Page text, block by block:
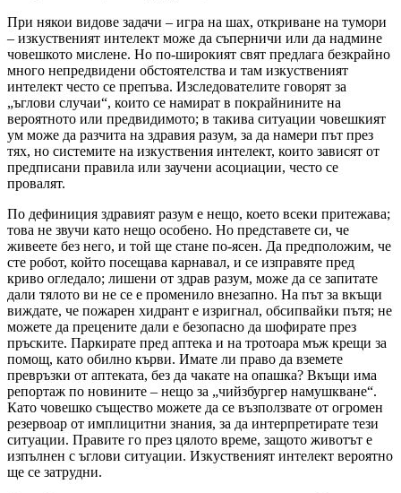
При някои видове задачи – игра на шах, откриване на тумори
– изкуственият интелект може да съперничи или да надмине
човешкото мислене. Но по-широкият свят предлага безкрайно
много непредвидени обстоятелства и там изкуственият
интелект често се препъва. Изследователите говорят за
„ъглови случаи“, които се намират в покрайнините на
вероятното или предвидимото; в такива ситуации човешкият
ум може да разчита на здравия разум, за да намери път през
тях, но системите на изкуствения интелект, които зависят от
предписани правила или заучени асоциации, често се
провалят.
По дефиниция здравият разум е нещо, което всеки притежава;
това не звучи като нещо особено. Но представете си, че
живеете без него, и той ще стане по-ясен. Да предположим, че
сте робот, който посещава карнавал, и се изправяте пред
криво огледало; лишени от здрав разум, може да се запитате
дали тялото ви не се е променило внезапно. На път за вкъщи
виждате, че пожарен хидрант е изригнал, обсипвайки пътя; не
можете да прецените дали е безопасно да шофирате през
пръските. Паркирате пред аптека и на тротоара мъж крещи за
помощ, като обилно кърви. Имате ли право да вземете
превръзки от аптеката, без да чакате на опашка? Вкъщи има
репортаж по новините – нещо за „чийзбургер намушкване“.
Като човешко същество можете да се възползвате от огромен
резервоар от имплицитни знания, за да интерпретирате тези
ситуации. Правите го през цялото време, защото животът е
изпълнен с ъглови ситуации. Изкуственият интелект вероятно
ще се затрудни.